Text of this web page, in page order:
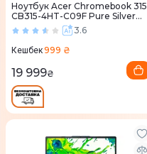
Ноутбук Acer Chromebook 315
CB315-4HT-C09F Pure Silver
(NX.KBAEU.001)3.6
Кешбек999 ₴
19 999₴